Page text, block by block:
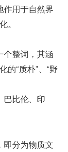
用于自然界
。
整词，其涵
的“质朴”、“野
比伦、印
分为物质文